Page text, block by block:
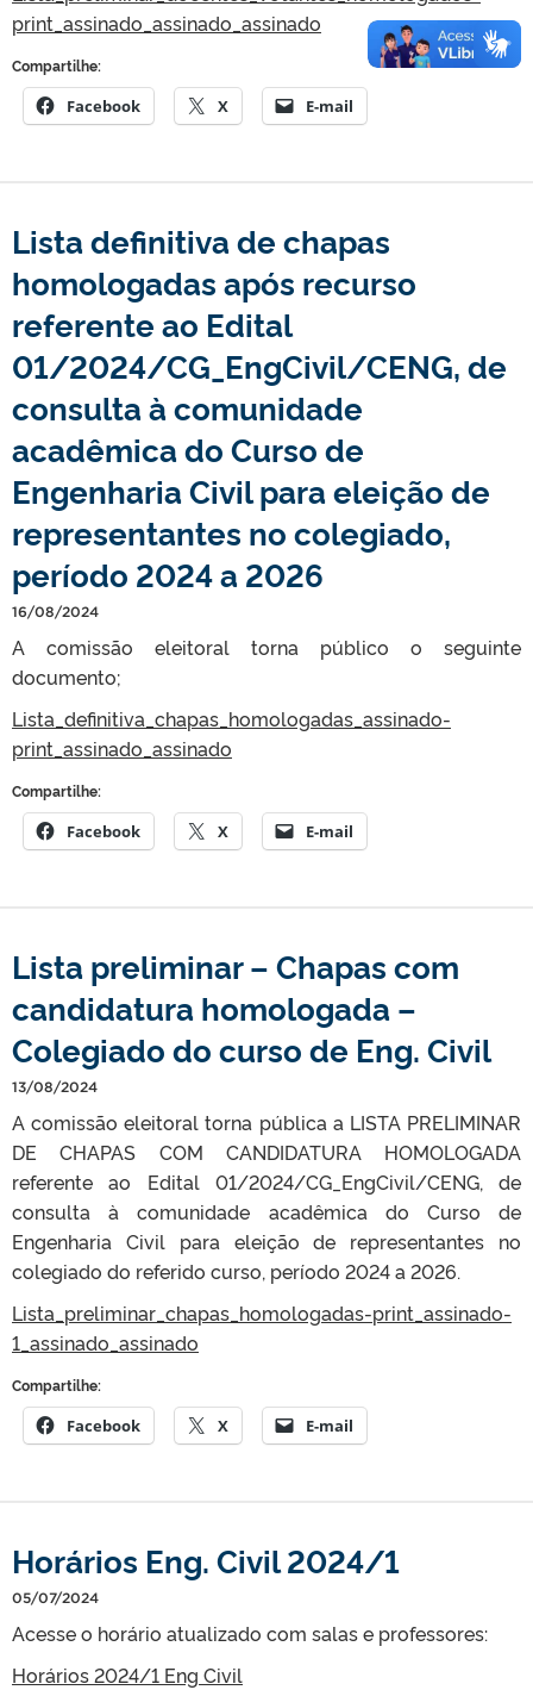
print_assinado_assinado_assinado
Compartilhe:
Facebook X E-mail
Lista definitiva de chapas
homologadas após recurso
referente ao Edital
01/2024/CG_EngCivil/CENG, de
consulta à comunidade
acadêmica do Curso de
Engenharia Civil para eleição de
representantes no colegiado,
período 2024 a 2026
16/08/2024
A comissão eleitoral torna público o seguinte
documento;
Lista_definitiva_chapas_homologadas_assinado-
print_assinado_assinado
Compartilhe:
Facebook X E-mail
Lista preliminar – Chapas com
candidatura homologada –
Colegiado do curso de Eng. Civil
13/08/2024
A comissão eleitoral torna pública a LISTA PRELIMINAR
DE CHAPAS COM CANDIDATURA HOMOLOGADA
referente ao Edital 01/2024/CG_EngCivil/CENG, de
consulta à comunidade acadêmica do Curso de
Engenharia Civil para eleição de representantes no
colegiado do referido curso, período 2024 a 2026.
Lista_preliminar_chapas_homologadas-print_assinado-
1_assinado_assinado
Compartilhe:
Facebook X E-mail
Horários Eng. Civil 2024/1
05/07/2024
Acesse o horário atualizado com salas e professores:
Horários 2024/1 Eng Civil